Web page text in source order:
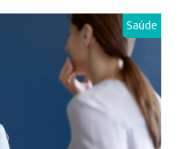
Saúde